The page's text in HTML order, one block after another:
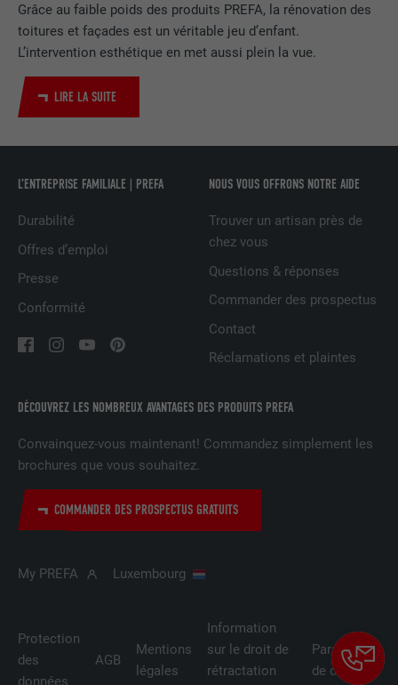
Grâce au faible poids des produits PREFA, la rénovation des
toitures et façades est un véritable jeu d’enfant.
L’intervention esthétique en met aussi plein la vue.
LIRE LA SUITE
DÉCOUVREZ LES NOMBREUX AVANTAGES DES PRODUITS PREFA
Convainquez-vous maintenant! Commandez simplement les
brochures que vous souhaitez.
COMMANDER DES PROSPECTUS GRATUITS
L’ENTREPRISE FAMILIALE | PREFA
Durabilité
Offres d’emploi
Presse
Conformité
NOUS VOUS OFFRONS NOTRE AIDE
Trouver un artisan près de
chez vous
Questions & réponses
Commander des prospectus
Contact
Réclamations et plaintes
My PREFA Luxembourg
Protection
des
données
AGB
Mentions
légales
Information
sur le droit de
rétractation
Paramètres
de cookies
UTILITÉ
LinkedIn pour suivre l'utilisation de
services intégrés
NOM
UTILITÉ
Est utilisé pour suivre l'utilisateur sur
plusieurs sites Internet afin d'afficher de
EXPIRATION 1 jour
UTILITÉ
Utilisé par le service de réseau social
LinkedIn pour suivre l'utilisation de
services intégrés
EXPIRATION
Est utilisé pour garantir que le même